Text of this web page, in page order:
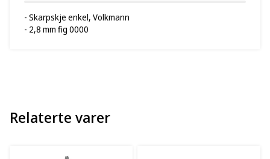
- Skarpskje enkel, Volkmann
- 2,8 mm fig 0000
Relaterte varer